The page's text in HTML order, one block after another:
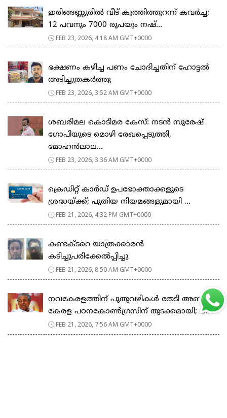
ഇരിങ്ങണ്ണൂരിൽ വീട് കുത്തിത്തുറന്ന് കവർച്ച;
12 പവനും 7000 രൂപയും നഷ്...
FEB 23, 2026, 4:18 AM GMT+0000
ഭക്ഷണം കഴിച്ച പണം ചോദിച്ചതിന് ഹോട്ടൽ
അടിച്ചുതകർത്തു
FEB 23, 2026, 3:52 AM GMT+0000
ശബരിമല കൊടിമര കേസ്: നടൻ സുരേഷ്
ഗോപിയുടെ മൊഴി രേഖപ്പെടുത്തി,
മോഹൻലാല...
FEB 23, 2026, 3:36 AM GMT+0000
ക്രെഡിറ്റ് കാർഡ് ഉപഭോക്താക്കളുടെ
ശ്രദ്ധയ്ക്ക്; പുതിയ നിയമങ്ങളുമായി ...
FEB 21, 2026, 4:32 PM GMT+0000
കണ്ടക്ടറെ യാത്രക്കാരൻ
കടിച്ചുപരിക്കേൽപ്പിച്ചു
FEB 21, 2026, 8:50 AM GMT+0000
നവകേരളത്തിന് പുതുവഴികൾ തേടി അഞ്ചാം
കേരള പഠനകോൺഗ്രസിന് തുടക്കമായി; മ...
FEB 21, 2026, 7:56 AM GMT+0000